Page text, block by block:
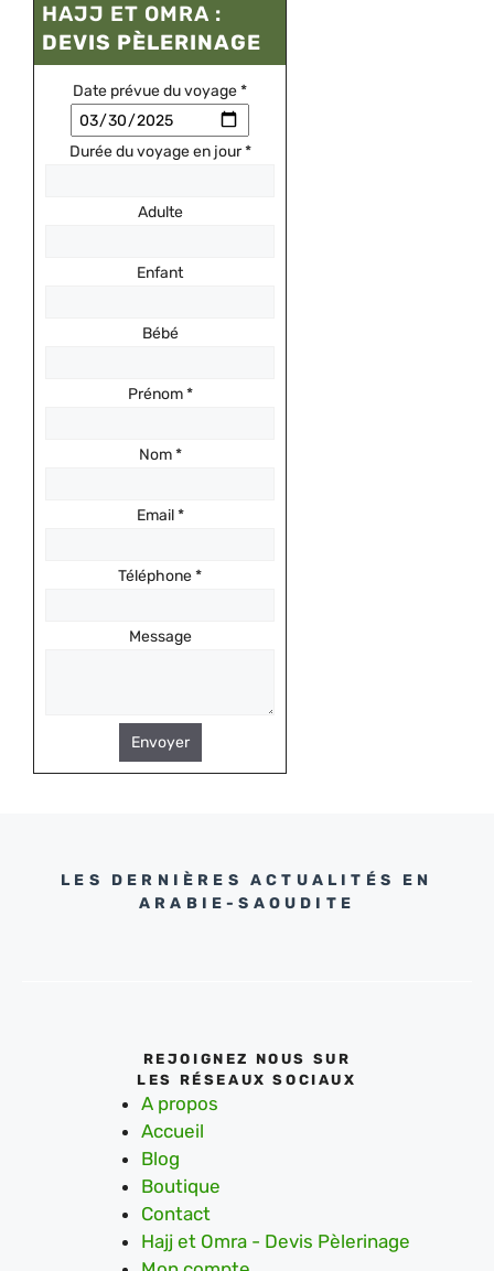
HAJJ ET OMRA :
DEVIS PÈLERINAGE
Date prévue du voyage*
Durée du voyage en jour*
Adulte
Enfant
Bébé
Prénom*
Nom*
Email*
Téléphone*
Message
Envoyer
LES DERNIÈRES ACTUALITÉS EN
ARABIE-SAOUDITE
REJOIGNEZ NOUS SUR
LES RÉSEAUX SOCIAUX
A propos
Accueil
Blog
Boutique
Contact
Hajj et Omra - Devis Pèlerinage